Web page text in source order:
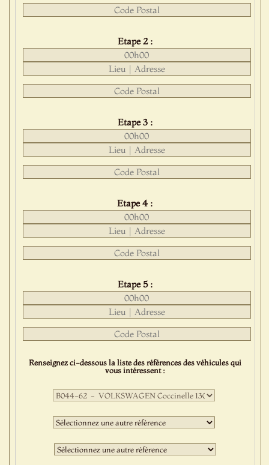
Etape 2 :
Etape 3 :
Etape 4 :
Etape 5 :
Renseignez ci-dessous la liste des références des véhicules qui
vous intéressent :
Première
sélection
:Deuxième
sélection
:Troisième
sélection